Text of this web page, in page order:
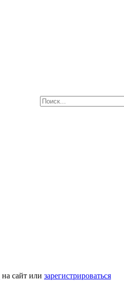
на сайт или зарегистрироваться